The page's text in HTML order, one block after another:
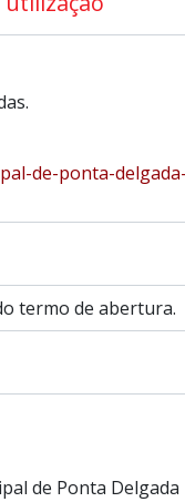
de-ponta-
termo de abertura.
de Ponta Delgada